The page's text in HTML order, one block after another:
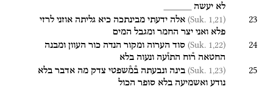
לא יעשה
23
(Suk. 1,21) אלה ידעתי מבינתכה כיא גליתה אוזני לרזי
פלא ואני יצר החמר ומגבל המים
24
(Suk. 1,22) סוד הערוה ומקור הנדה כור העוון ומבנה
החטאה ר֯וח התו֯עה ונעוה בלא
25
(Suk. 1,23) בינה ונבעתה ב֯מ֯שפטי צדק מה אדבר בלא
נודע ואשמיעה בלא סופר הכול